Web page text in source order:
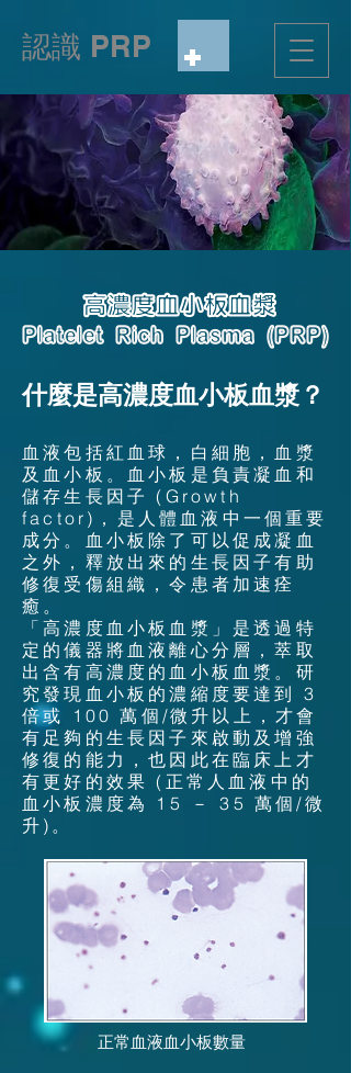
認識 PRP
高濃度血小板血漿
Platelet Rich Plasma (PRP)
什麼是高濃度血小板血漿？
血液包括紅血球，白細胞，血漿
及血小板。血小板是負責凝血和
儲存生長因子 (Growth
factor)，是人體血液中一個重要
成分。血小板除了可以促成凝血
之外，釋放出來的生長因子有助
修復受傷組織，令患者加速痊
癒 。
「高濃度血小板血漿」是透過特
定的儀器將血液離心分層，萃取
出含有高濃度的血小板血漿 。 研
究發現血小板的濃縮度要達到 3
倍或 100 萬個/微升以上，才會
有足夠的生長因子來啟動及增強
修復的能力，也因此在臨床上才
有更好的效果 (正常人血液中的
血小板濃度為 15 － 35 萬個/微
升) 。
​​正常血液血小板數量